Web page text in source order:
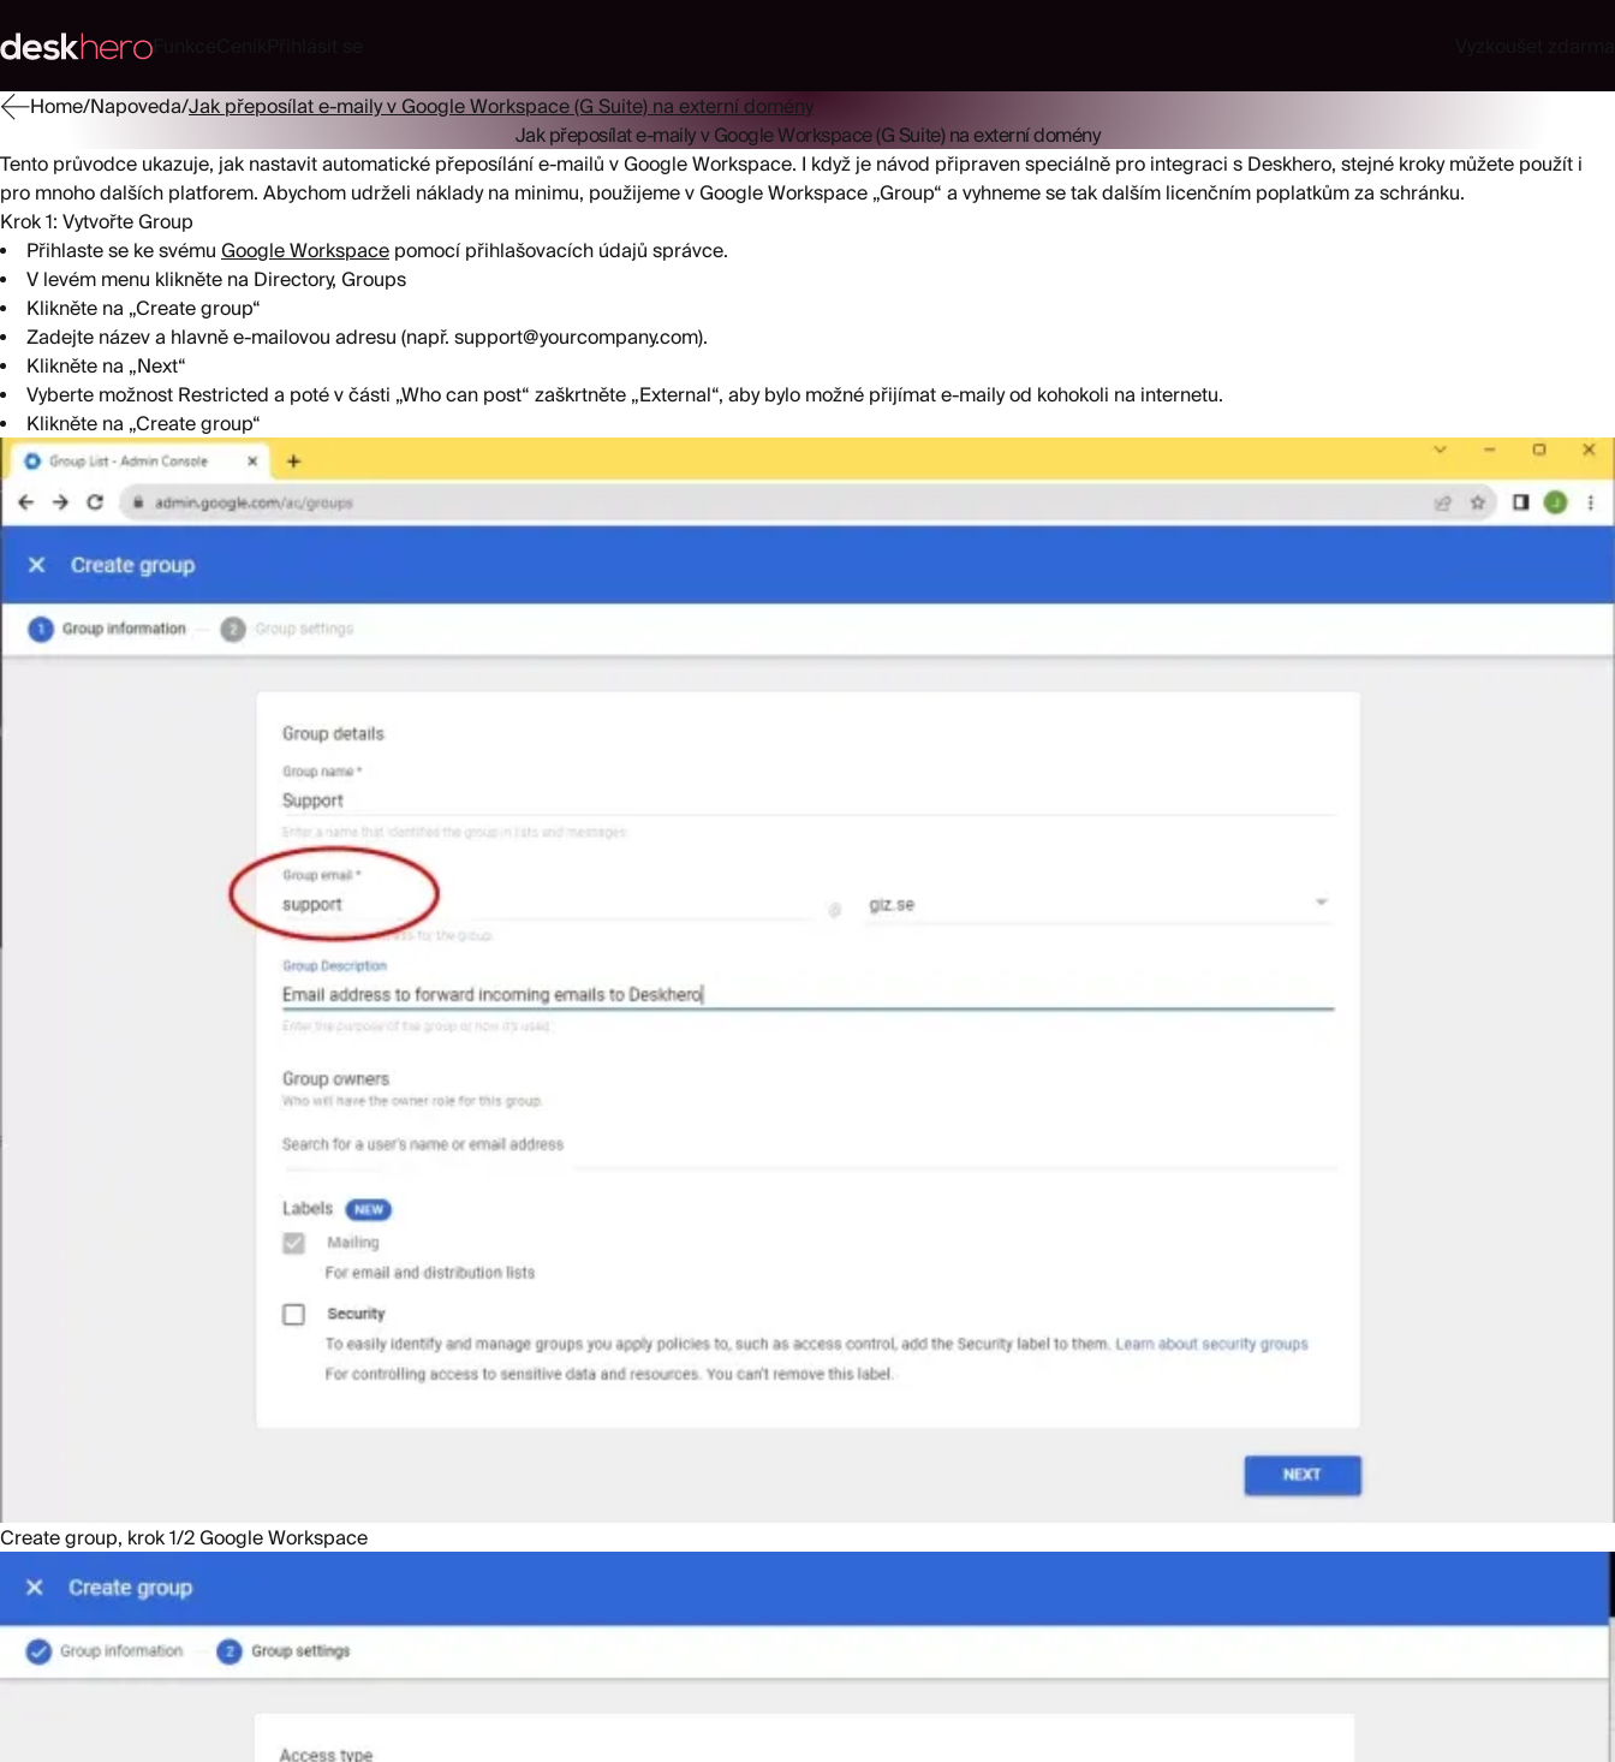
Funkce
Home/Napoveda/Jak přeposílat e-maily v Google Workspace (G Suite) na externí domény
Jak přeposílat e-maily v Google Workspace (G Suite) na externí domény
Tento průvodce ukazuje, jak nastavit automatické přeposílání e-mailů v Google Workspace. I když je návod připraven speciálně pro integraci s Deskhero, stejné kroky můžete použít i
pro mnoho dalších platforem. Abychom udrželi náklady na minimu, použijeme v Google Workspace „Group“ a vyhneme se tak dalším licenčním poplatkům za schránku.
Krok 1: Vytvořte Group
Přihlaste se ke svému Google Workspace pomocí přihlašovacích údajů správce.
V levém menu klikněte na Directory, Groups
Klikněte na „Create group“
Zadejte název a hlavně e-mailovou adresu (např. support@yourcompany.com).
Klikněte na „Next“
Vyberte možnost Restricted a poté v části „Who can post“ zaškrtněte „External“, aby bylo možné přijímat e-maily od kohokoli na internetu.
Klikněte na „Create group“
Create group, krok 1/2 Google Workspace